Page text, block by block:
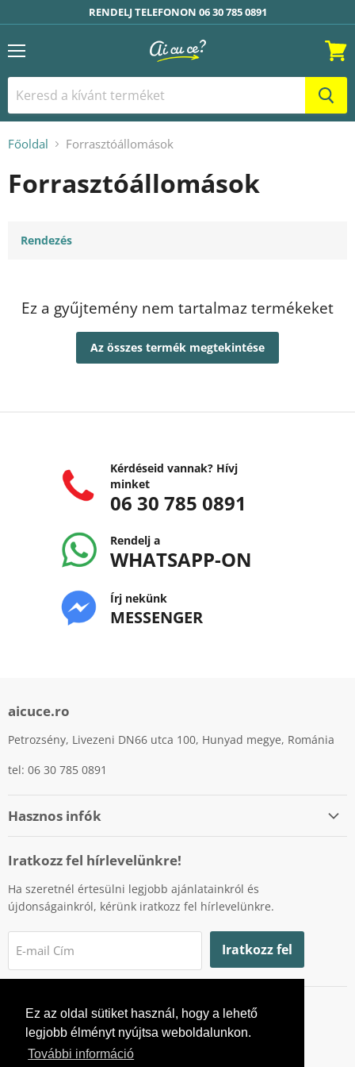
Ez az oldal sütiket használ, hogy a lehető
legjobb élményt nyújtsa weboldalunkon.
További információ
RENDELJ TELEFONON 06 30 785 0891
Menü Kosár
Főoldal Forrasztóállomások
Forrasztóállomások
Rendezés
Ez a gyűjtemény nem tartalmaz termékeket
Az összes termék megtekintése
Kérdéseid vannak? Hívj
minket
06 30 785 0891
Rendelj a
WHATSAPP-ON
Írj nekünk
MESSENGER
aicuce.ro
Petrozsény, Livezeni DN66 utca 100, Hunyad megye, Románia
tel: 06 30 785 0891
Hasznos infók
Cookiek (sütik) használatának szabályzata
Fizetési lehetőségek
Szállítás
Iratkozz fel hírlevelünkre!
Ha szeretnél értesülni legjobb ajánlatainkról és
újdonságainkról, kérünk iratkozz fel hírlevelünkre.
E-mail Cím Iratkozz fel
Ne
Ne